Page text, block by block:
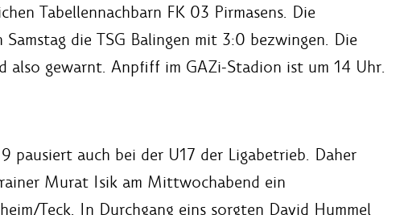
Tabellennachbarn FK 03 Pirmasens. Die
Samstag die TSG Balingen mit 3:0 bezwingen. Die
also gewarnt. Anpfiff im GAZi-Stadion ist um 14 Uhr.
pausiert auch bei der U17 der Ligabetrieb. Daher
Murat Isik am Mittwochabend ein
Teck. In Durchgang eins sorgten David Hummel